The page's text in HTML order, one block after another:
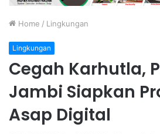
Home / Lingkungan
Lingkungan
Cegah Karhutla,
Jambi Siapkan
Asap Digital